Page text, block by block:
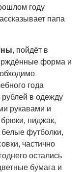
году
папа
, пойдёт в
форма и
года
в одежду
рукавами и
пиджак,
белые футболки,
частично
остались
бумага и